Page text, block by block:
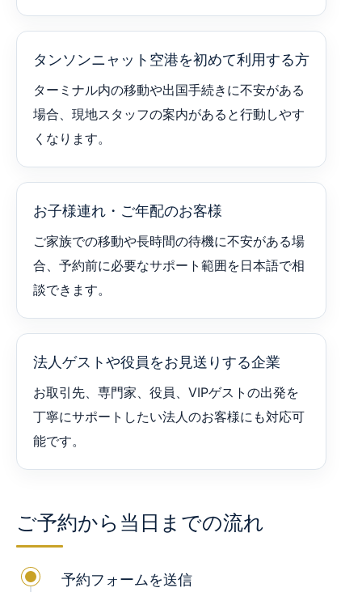
タンソンニャット空港を初めて利用する方
ターミナル内の移動や出国手続きに不安がある
場合、現地スタッフの案内があると行動しやす
くなります。
お子様連れ・ご年配のお客様
ご家族での移動や長時間の待機に不安がある場
合、予約前に必要なサポート範囲を日本語で相
談できます。
法人ゲストや役員をお見送りする企業
お取引先、専門家、役員、VIPゲストの出発を
丁寧にサポートしたい法人のお客様にも対応可
能です。
ご予約から当日までの流れ
予約フォームを送信